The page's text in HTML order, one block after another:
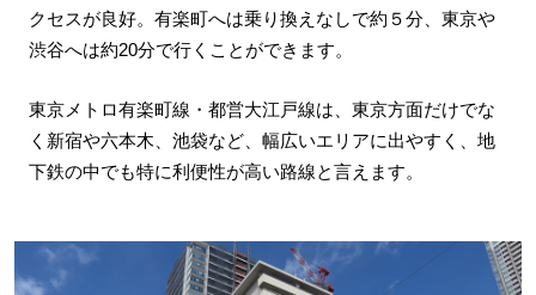
クセスが良好。有楽町へは乗り換えなしで約５分、東京や
渋谷へは約20分で行くことができます。
東京メトロ有楽町線・都営大江戸線は、東京方面だけでな
く新宿や六本木、池袋など、幅広いエリアに出やすく、地
下鉄の中でも特に利便性が高い路線と言えます。